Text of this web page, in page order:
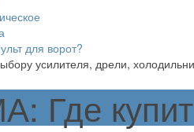
для ворот?
усилителя, дрели,
Где